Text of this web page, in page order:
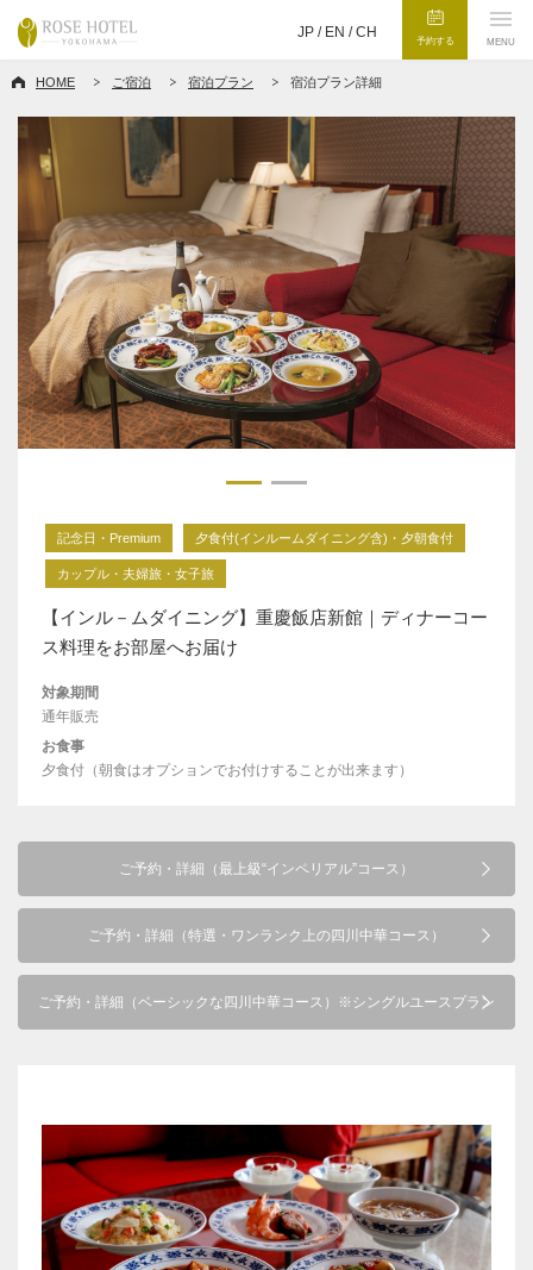
JP / EN /CH
予約する MENU
HOME ご宿泊 宿泊プラン 宿泊プラン詳細
記念日・Premium 夕食付(インルームダイニング含)・夕朝食付
カップル・夫婦旅・女子旅
【インル－ムダイニング】重慶飯店新館｜ディナーコー
ス料理をお部屋へお届け
対象期間
通年販売
お食事
夕食付（朝食はオプションでお付けすることが出来ます）
ご予約・詳細（最上級“インペリアル”コース）
ご予約・詳細（特選・ワンランク上の四川中華コース）
ご予約・詳細（ベーシックな四川中華コース）※シングルユースプラン